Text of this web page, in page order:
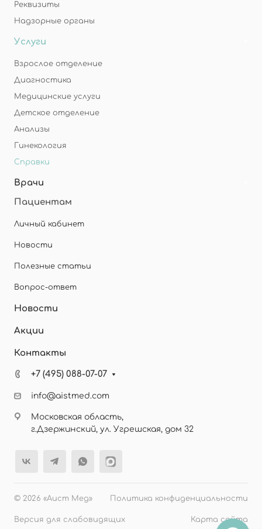
Реквизиты
Надзорные органы
Услуги
Взрослое отделение
Диагностика
Медицинские услуги
Детское отделение
Анализы
Гинекология
Справки
Врачи
Пациентам
Личный кабинет
Новости
Полезные статьи
Вопрос-ответ
Новости
Акции
Контакты
+7 (495) 088-07-07
info@aistmed.com
Московская область,
г.Дзержинский, ул. Угрешская, дом 32
© 2026 «Аист Мед» Политика конфиденциальности
Версия для слабовидящих Карта сайта